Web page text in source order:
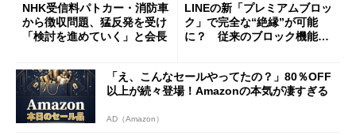
NHK受信料パトカー・消防車
から徴収問題、猛反発を受け
「検討を進めていく」と会長
LINEの新「プレミアムブロッ
ク」で完全な“絶縁”が可能
に？ 従来のブロック機能と
「え、こんなセールやってたの？」80％OFF
以上が続々登場！Amazonの本気が凄すぎる
AD（Amazon）